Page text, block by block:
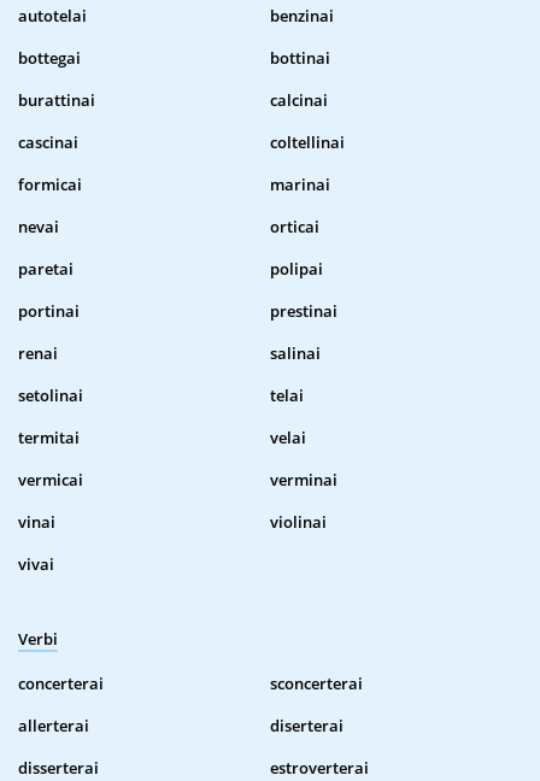
autotelai
benzinai
bottegai
bottinai
burattinai
calcinai
cascinai
coltellinai
formicai
marinai
nevai
orticai
paretai
polipai
portinai
prestinai
renai
salinai
setolinai
telai
termitai
velai
vermicai
verminai
vinai
violinai
vivai
Verbi
concerterai
sconcerterai
allerterai
diserterai
disserterai
estroverterai